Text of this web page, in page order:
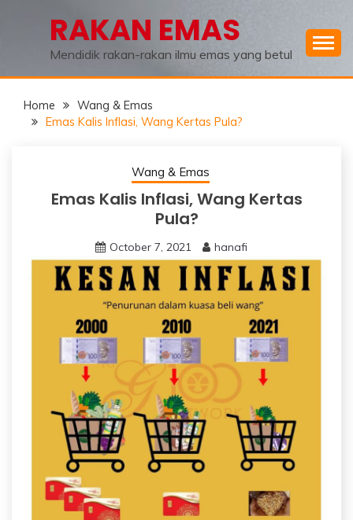
RAKAN EMAS
Mendidik rakan-rakan ilmu emas yang betul
Home
Wang & Emas
Emas Kalis Inflasi, Wang Kertas Pula?
Wang & Emas
Emas Kalis Inflasi, Wang Kertas
Pula?
October 7, 2021 hanafi